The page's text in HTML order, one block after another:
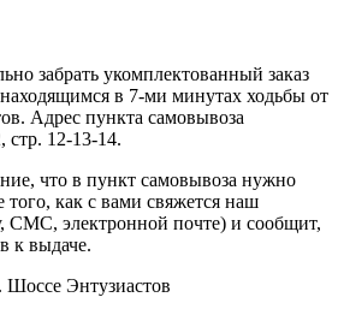
забрать укомплектованный заказ
в 7-ми минутах ходьбы от
Адрес пункта самовывоза
стр. 12-13-14.
что в пункт самовывоза нужно
того, как с вами свяжется наш
СМС, электронной почте) и сообщит,
к выдаче.
Энтузиастов